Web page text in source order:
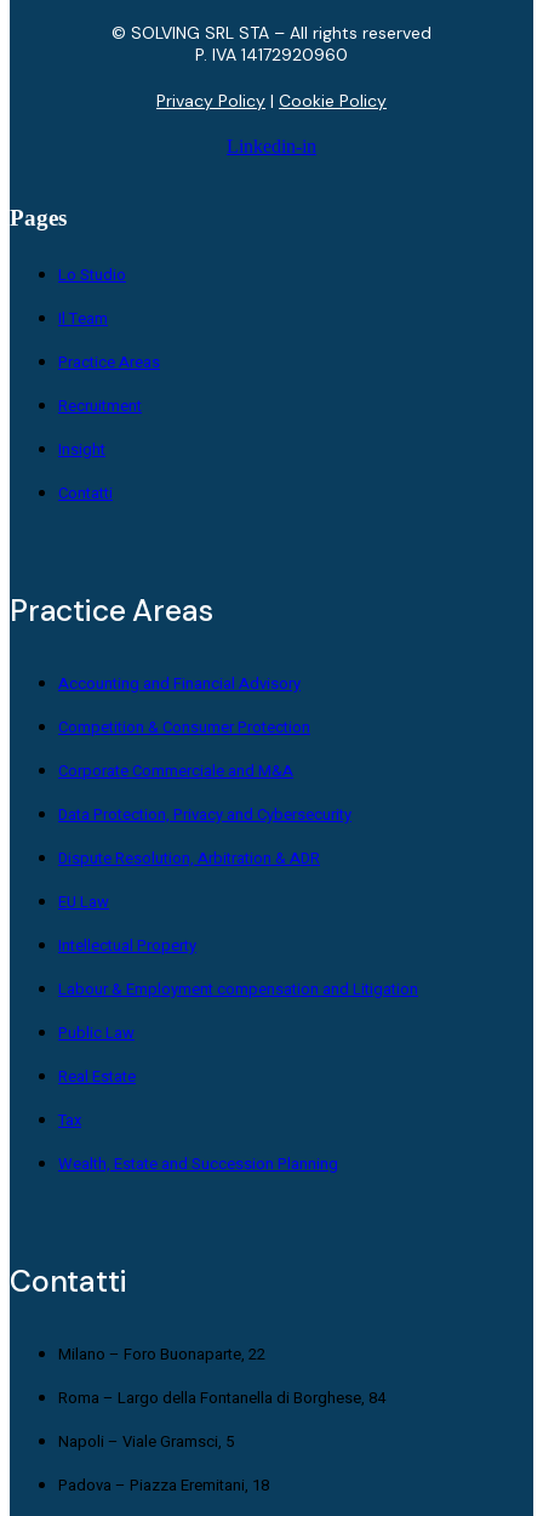
© SOLVING SRL STA – All rights reserved
P. IVA ​14172920960
Privacy Policy | Cookie Policy
Linkedin-in
Pages
Lo Studio
Il Team
Practice Areas
Recruitment
Insight
Contatti
Practice Areas
Accounting and Financial Advisory
Competition & Consumer Protection
Corporate Commerciale and M&A
Data Protection, Privacy and Cybersecurity
Dispute Resolution, Arbitration & ADR
EU Law
Intellectual Property
Labour & Employment compensation and Litigation
Public Law
Real Estate
Tax
Wealth, Estate and Succession Planning
Contatti
Milano – Foro Buonaparte, 22
Roma – Largo della Fontanella di Borghese, 84
Napoli – Viale Gramsci, 5
Padova – Piazza Eremitani, 18